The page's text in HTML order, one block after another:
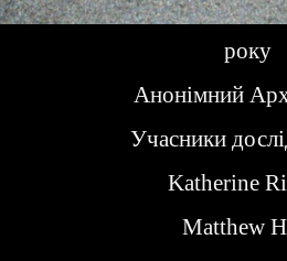
року
Анонімний
Учасники
Katherine
Matthew